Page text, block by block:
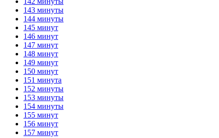
143 минуты
144 минуты
145 минут
146 минут
147 минут
148 минут
149 минут
150 минут
151 минута
152 минуты
153 минуты
154 минуты
155 минут
156 минут
157 минут